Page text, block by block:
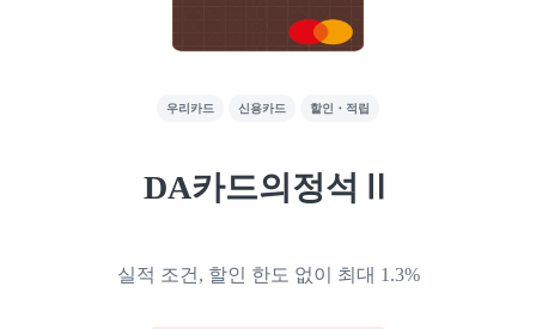
우리카드 신용카드 할인・적립
DA카드의정석Ⅱ
실적 조건, 할인 한도 없이 최대 1.3%